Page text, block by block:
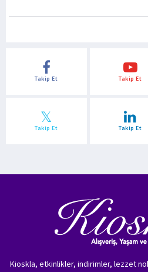
Takip Et Takip Et
Takip Et Takip Et
Kioskla, etkinlikler, indirimler, lezzet